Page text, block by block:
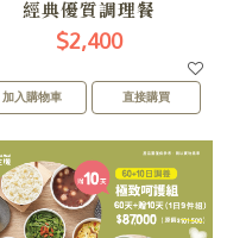
經典優質調理餐
$2,400
加入購物車 直接購買